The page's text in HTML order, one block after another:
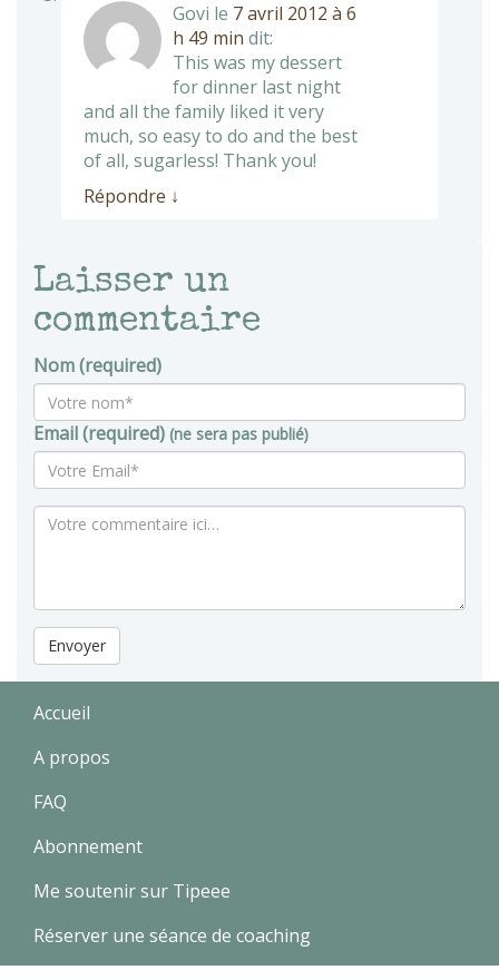
Govi le 7 avril 2012 à 6
h 49 min dit:
This was my dessert
for dinner last night
and all the family liked it very
much, so easy to do and the best
of all, sugarless! Thank you!
Répondre ↓
Laisser un
commentaire
Nom (required)
Email (required) (ne sera pas publié)
Envoyer
Accueil
A propos
FAQ
Abonnement
Me soutenir sur Tipeee
Réserver une séance de coaching